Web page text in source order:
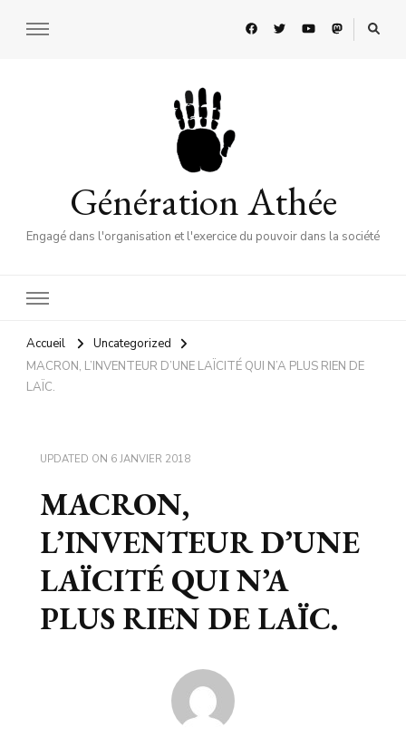
Génération Athée
Engagé dans l'organisation et l'exercice du pouvoir dans la société
Accueil
Uncategorized
MACRON, L’INVENTEUR D’UNE LAÏCITÉ QUI N’A PLUS RIEN DE
LAÏC.
UPDATED ON 6 JANVIER 2018
MACRON,
L’INVENTEUR D’UNE
LAÏCITÉ QUI N’A
PLUS RIEN DE LAÏC.